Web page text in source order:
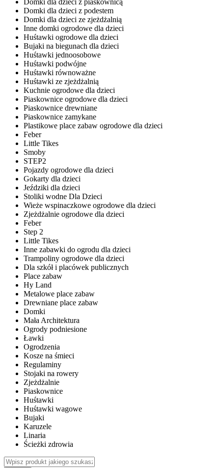
Domki dla dzieci z piaskownicą
Domki dla dzieci z podestem
Domki dla dzieci ze zjeżdżalnią
Inne domki ogrodowe dla dzieci
Huśtawki ogrodowe dla dzieci
Bujaki na biegunach dla dzieci
Huśtawki jednoosobowe
Huśtawki podwójne
Huśtawki równoważne
Huśtawki ze zjeżdżalnią
Kuchnie ogrodowe dla dzieci
Piaskownice ogrodowe dla dzieci
Piaskownice drewniane
Piaskownice zamykane
Plastikowe place zabaw ogrodowe dla dzieci
Feber
Little Tikes
Smoby
STEP2
Pojazdy ogrodowe dla dzieci
Gokarty dla dzieci
Jeździki dla dzieci
Stoliki wodne Dla Dzieci
Wieże wspinaczkowe ogrodowe dla dzieci
Zjeżdżalnie ogrodowe dla dzieci
Feber
Step 2
Little Tikes
Inne zabawki do ogrodu dla dzieci
Trampoliny ogrodowe dla dzieci
Dla szkół i placówek publicznych
Place zabaw
Hy Land
Metalowe place zabaw
Drewniane place zabaw
Domki
Mała Architektura
Ogrody podniesione
Ławki
Ogrodzenia
Kosze na śmieci
Regulaminy
Stojaki na rowery
Zjeżdżalnie
Piaskownice
Huśtawki
Huśtawki wagowe
Bujaki
Karuzele
Linaria
Ścieżki zdrowia